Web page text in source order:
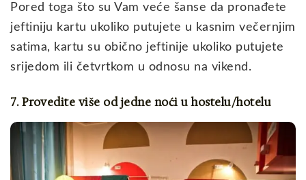
Pored toga što su Vam veće šanse da pronađete
jeftiniju kartu ukoliko putujete u kasnim večernjim
satima, kartu su obično jeftinije ukoliko putujete
srijedom ili četvrtkom u odnosu na vikend.
7. Provedite više od jedne noći u hostelu/hotelu